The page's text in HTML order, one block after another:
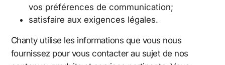
vos préférences de communication;
satisfaire aux exigences légales.
Chanty utilise les informations que vous nous
fournissez pour vous contacter au sujet de nos